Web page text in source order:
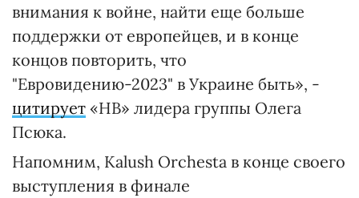
внимания к войне, найти еще больше
поддержки от европейцев, и в конце
концов повторить, что
"Евровидению-2023" в Украине быть», -
цитирует «НВ» лидера группы Олега
Псюка.
Напомним, Kalush Orchesta в конце своего
выступления в финале